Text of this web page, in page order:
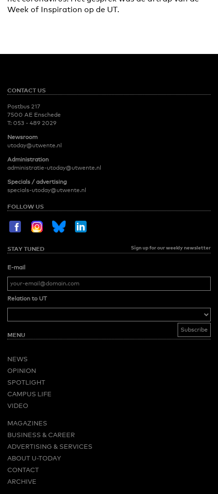
Week of Inspiration op de UT.
CONTACT US
Postbus 217
7500 AE Enschede
T: 053 - 489 2029
Newsroom
utoday@utwente.nl
Administration
administratie-utoday@utwente.nl
Specials / advertising
specials-utoday@utwente.nl
FOLLOW US
STAY TUNED Sign up for our weekly newsletter
E-mail
Relation to UT
MENU
NEWS
OPINION
SPOTLIGHT
CAMPUS LIFE
VIDEO
MAGAZINES
BUSINESS & CAREER
ADVERTISING & SERVICES
ABOUT U-TODAY
CONTACT
ARCHIVE